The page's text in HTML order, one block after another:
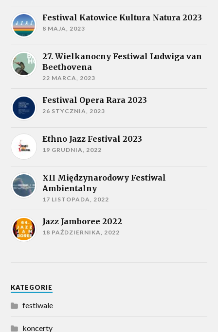
Festiwal Katowice Kultura Natura 2023
8 MAJA, 2023
27. Wielkanocny Festiwal Ludwiga van
Beethovena
22 MARCA, 2023
Festiwal Opera Rara 2023
26 STYCZNIA, 2023
Ethno Jazz Festival 2023
19 GRUDNIA, 2022
XII Międzynarodowy Festiwal
Ambientalny
17 LISTOPADA, 2022
Jazz Jamboree 2022
18 PAŹDZIERNIKA, 2022
KATEGORIE
festiwale
koncerty